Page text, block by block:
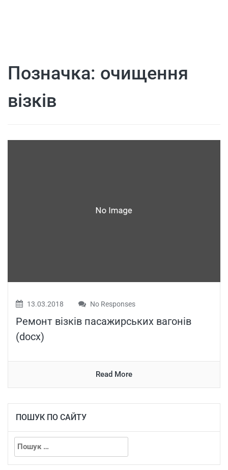
Позначка: очищення
візків
13.03.2018 No Responses
Ремонт візків пасажирських вагонів
(docx)
Read More
ПОШУК ПО САЙТУ